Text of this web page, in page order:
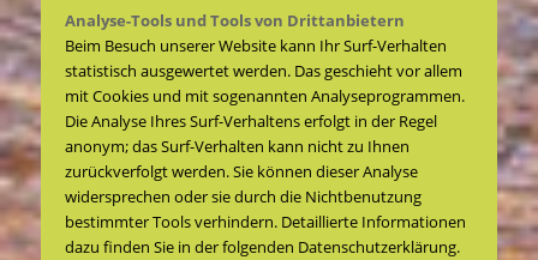
Analyse-Tools und Tools von Drittanbietern
Beim Besuch unserer Website kann Ihr Surf-Verhalten
statistisch ausgewertet werden. Das geschieht vor allem
mit Cookies und mit sogenannten Analyseprogrammen.
Die Analyse Ihres Surf-Verhaltens erfolgt in der Regel
anonym; das Surf-Verhalten kann nicht zu Ihnen
zurückverfolgt werden. Sie können dieser Analyse
widersprechen oder sie durch die Nichtbenutzung
bestimmter Tools verhindern. Detaillierte Informationen
dazu finden Sie in der folgenden Datenschutzerklärung.